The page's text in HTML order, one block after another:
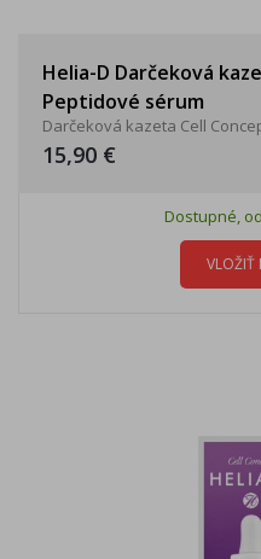
Helia-D Darčeková
Peptidové sérum
Darčeková kazeta Cell
15,90 €
Dostupné,
VLOŽIŤ